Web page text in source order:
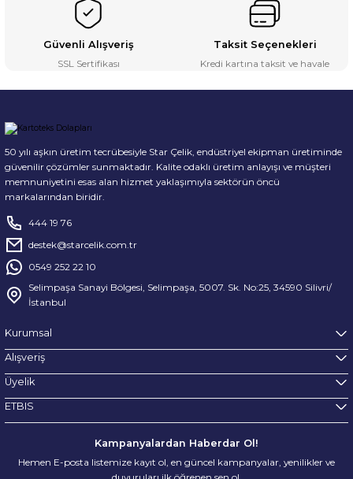
Güvenli Alışveriş
SSL Sertifikası
Taksit Seçenekleri
Kredi kartına taksit ve havale
50 yılı aşkın üretim tecrübesiyle Star Çelik, endüstriyel ekipman üretiminde
güvenilir çözümler sunmaktadır. Kalite odaklı üretim anlayışı ve müşteri
memnuniyetini esas alan hizmet yaklaşımıyla sektörün öncü
markalarından biridir.
444 19 76
destek@starcelik.com.tr
0549 252 22 10
Selimpaşa Sanayi Bölgesi, Selimpaşa, 5007. Sk. No:25, 34590 Silivri/
İstanbul
Kurumsal
Alışveriş
Üyelik
ETBIS
Kampanyalardan Haberdar Ol!
Hemen E-posta listemize kayıt ol, en güncel kampanyalar, yenilikler ve